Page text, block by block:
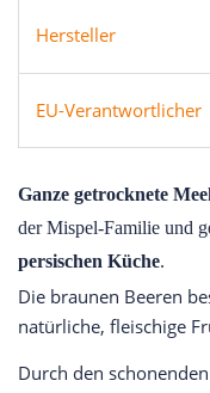
Hersteller
EU-Verantwortlicher
Ganze getrocknete
der Mispel-Familie und
persischen Küche.
Die braunen Beeren
natürliche, fleischige
Durch den schonenden